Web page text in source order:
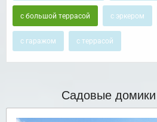
с большой террасой с эркером
с гаражом с террасой
Садовые домики